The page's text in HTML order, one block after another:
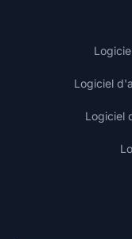
Logiciel
Logiciel